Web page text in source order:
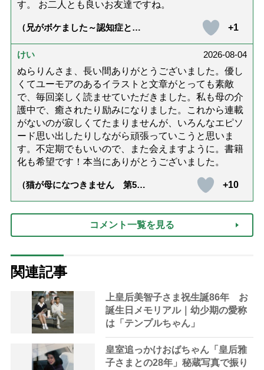
す。 お二人とも良いお友達ですね。
（兄がボケました～認知症と介
達』が届きました」）
+1
けい
2026-08-04
ぬらりんさま、長い間ありがとうございました。優し
くてユーモアのあるイラストと文章がとっても素敵
で、毎回楽しく読ませていただきました。私も母の介
護中で、癒されたり励みになりました。これから連載
がないのが寂しくてたまりませんが、いろんなエピソ
ード思い出したりしながら頑張っていこうと思いま
す。不定期でもいいので、また会えますように。書籍
化も希望です！本当にありがとうございました。
（猫が母になつきません 第500
+10
コメント一覧を見る
関連記事
上皇后美智子さま祝生誕86年 お
誕生日メモリアル｜幼少期の愛称
は「テンプルちゃん」
皇室追っかけおばちゃん「皇后雅
子さまとの28年」秘蔵写真で振り